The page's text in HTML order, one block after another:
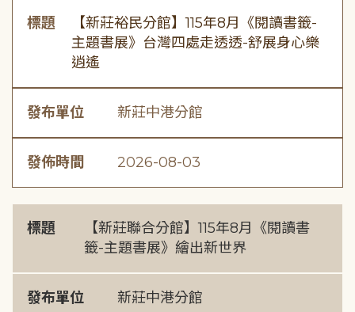
標題
【新莊裕民分館】115年8月《閱讀書籤-
主題書展》台灣四處走透透-舒展身心樂
逍遙
發布單位 新莊中港分館
發佈時間 2026-08-03
標題
【新莊聯合分館】115年8月《閱讀書
籤-主題書展》繪出新世界
發布單位 新莊中港分館